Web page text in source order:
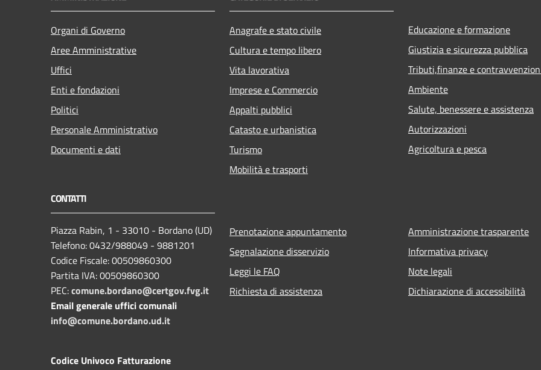
Organi di Governo
Aree Amministrative
Uffici
Enti e fondazioni
Politici
Personale Amministrativo
Documenti e dati
Anagrafe e stato civile
Cultura e tempo libero
Vita lavorativa
Imprese e Commercio
Appalti pubblici
Catasto e urbanistica
Turismo
Mobilità e trasporti
Educazione e formazione
Giustizia e sicurezza pubblica
Tributi,finanze e
Ambiente
Salute, benessere e assistenza
Autorizzazioni
Agricoltura e pesca
CONTATTI
Piazza Rabin, 1 - 33010 - Bordano (UD)
Telefono: 0432/988049 - 9881201
Codice Fiscale: 00509860300
Partita IVA: 00509860300
PEC:comune.bordano@certgov.fvg.it
Email generale uffici comunali
info@comune.bordano.ud.it
Codice Univoco Fatturazione
Prenotazione appuntamento
Segnalazione disservizio
Leggi le FAQ
Richiesta di assistenza
Amministrazione trasparente
Informativa privacy
Note legali
Dichiarazione di accessibilità